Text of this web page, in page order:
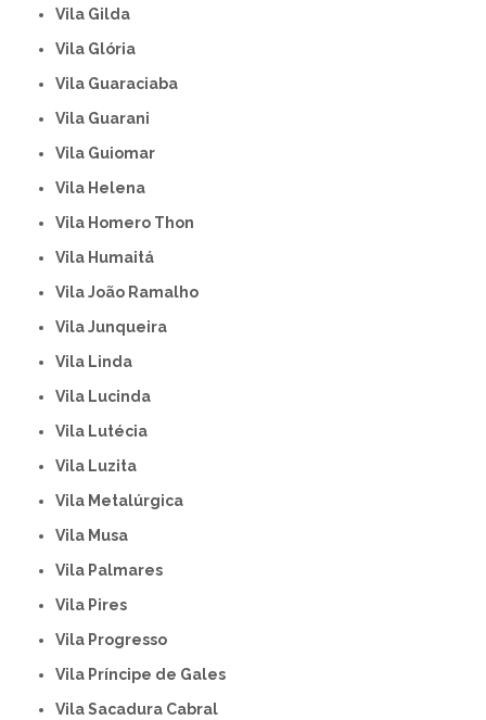
Vila Gilda
Vila Glória
Vila Guaraciaba
Vila Guarani
Vila Guiomar
Vila Helena
Vila Homero Thon
Vila Humaitá
Vila João Ramalho
Vila Junqueira
Vila Linda
Vila Lucinda
Vila Lutécia
Vila Luzita
Vila Metalúrgica
Vila Musa
Vila Palmares
Vila Pires
Vila Progresso
Vila Príncipe de Gales
Vila Sacadura Cabral